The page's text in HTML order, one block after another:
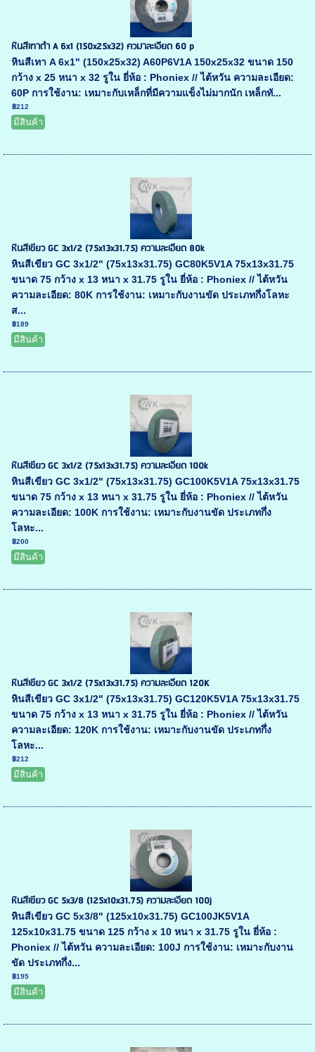
หินสีเทาดำ A 6x1 (150x25x32) ควมาละเอียด 60 p
หินสีเทา A 6x1" (150x25x32) A60P6V1A 150x25x32 ขนาด 150
กว้าง x 25 หนา x 32 รูใน ยี่ห้อ : Phoniex // ไต้หวัน ความละเอียด:
60P การใช้งาน: เหมาะกับเหล็กที่มีความแข็งไม่มากนัก เหล็กทั...
฿212
มีสินค้า
หินสีเขียว GC 3x1/2 (75x13x31.75) ความละเอียด 80k
หินสีเขียว GC 3x1/2" (75x13x31.75) GC80K5V1A 75x13x31.75
ขนาด 75 กว้าง x 13 หนา x 31.75 รูใน ยี่ห้อ : Phoniex // ไต้หวัน
ความละเอียด: 80K การใช้งาน: เหมาะกับงานขัด ประเภทกึ่งโลหะ
ส...
฿189
มีสินค้า
หินสีเขียว GC 3x1/2 (75x13x31.75) ความละเอียด 100k
หินสีเขียว GC 3x1/2" (75x13x31.75) GC100K5V1A 75x13x31.75
ขนาด 75 กว้าง x 13 หนา x 31.75 รูใน ยี่ห้อ : Phoniex // ไต้หวัน
ความละเอียด: 100K การใช้งาน: เหมาะกับงานขัด ประเภทกึ่ง
โลหะ...
฿200
มีสินค้า
หินสีเขียว GC 3x1/2 (75x13x31.75) ความละเอียด 120K
หินสีเขียว GC 3x1/2" (75x13x31.75) GC120K5V1A 75x13x31.75
ขนาด 75 กว้าง x 13 หนา x 31.75 รูใน ยี่ห้อ : Phoniex // ไต้หวัน
ความละเอียด: 120K การใช้งาน: เหมาะกับงานขัด ประเภทกึ่ง
โลหะ...
฿212
มีสินค้า
หินสีเขียว GC 5x3/8 (125x10x31.75) ความละเอียด 100j
หินสีเขียว GC 5x3/8" (125x10x31.75) GC100JK5V1A
125x10x31.75 ขนาด 125 กว้าง x 10 หนา x 31.75 รูใน ยี่ห้อ :
Phoniex // ไต้หวัน ความละเอียด: 100J การใช้งาน: เหมาะกับงาน
ขัด ประเภทกึ่ง...
฿195
มีสินค้า